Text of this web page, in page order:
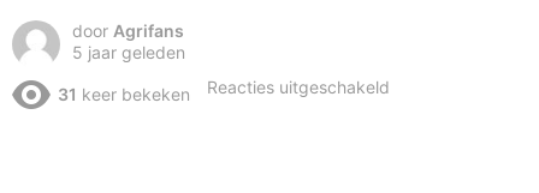
door Agrifans
5 jaar geleden
31 keer bekeken Reacties uitgeschakeld